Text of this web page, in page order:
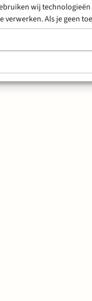
wij
verwerken. Als je geen